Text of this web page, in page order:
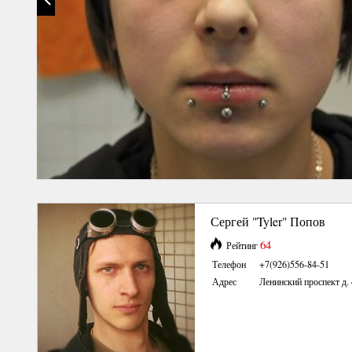
Сергей "Tyler" Попов
Рейтинг64
Телефон
+7(926)556-84-51
Адрес
Ленинский проспект д.